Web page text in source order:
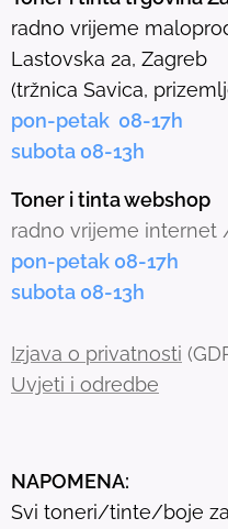
radno vrijeme
Lastovska 2a, Zagreb
(tržnica Savica,
pon-petak 08-17h
subota 08-13h
Toner i tinta webshop
radno vrijeme
pon-petak 08-17h
subota 08-13h
Izjava o privatnosti
Uvjeti i odredbe
NAPOMENA:
Svi toneri/tinte/boje